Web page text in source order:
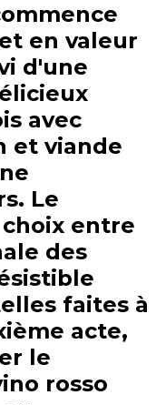
en valeur
d'une
avec
et viande
Le
entre
des
faites à
acte,
le
rosso